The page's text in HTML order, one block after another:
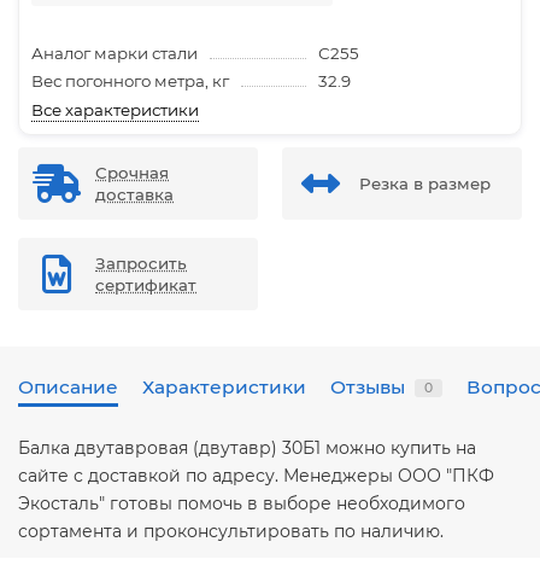
Аналог марки стали
С255
Вес погонного метра, кг
32.9
Все характеристики
Срочная
доставка
Резка в размер
Запросить
сертификат
Описание Характеристики Отзывы 0
Балка двутавровая (двутавр) 30Б1 можно купить на
сайте с доставкой по адресу. Менеджеры ООО "ПКФ
Экосталь" готовы помочь в выборе необходимого
сортамента и проконсультировать по наличию.